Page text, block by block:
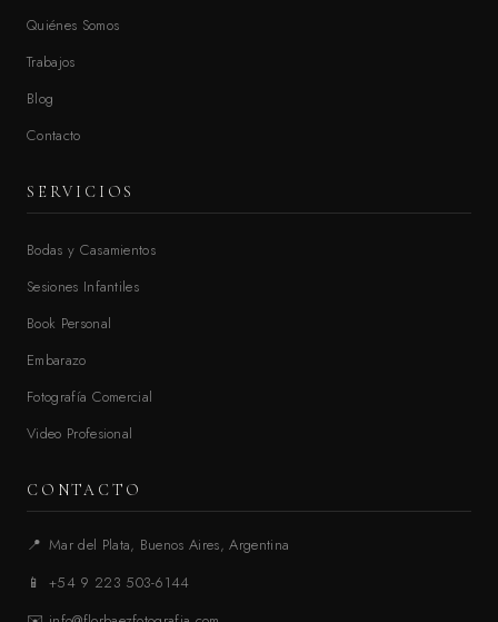
Quiénes Somos
Trabajos
Blog
Contacto
SERVICIOS
Bodas y Casamientos
Sesiones Infantiles
Book Personal
Embarazo
Fotografía Comercial
Video Profesional
CONTACTO
📍 Mar del Plata, Buenos Aires, Argentina
📱
+54 9 223 503-6144